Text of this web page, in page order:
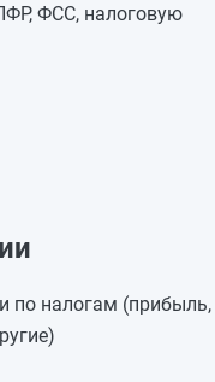
ФСС, налоговую
по налогам (прибыль,